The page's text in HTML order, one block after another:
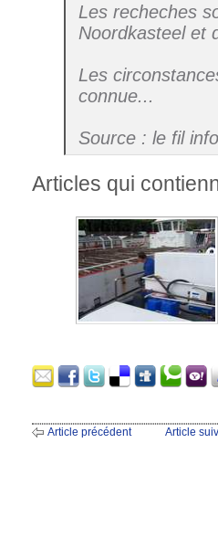
Les recheches
Noordkasteel et
Les
connue...
Source : le fil
Articles qui
Article précédent Article